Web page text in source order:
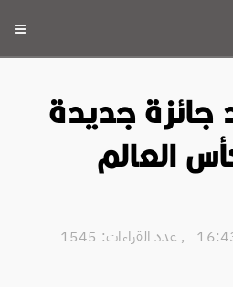
جديدة
العالم
, عدد القراءات: 1545